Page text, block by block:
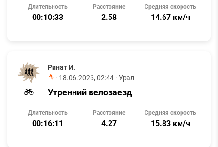
Длительность
00:10:33
Расстояние
2.58
Средняя скорость
14.67 км/ч
Ринат И.
· 18.06.2026, 02:44 · Урал
Утренний велозаезд
Длительность
00:16:11
Расстояние
4.27
Средняя скорость
15.83 км/ч